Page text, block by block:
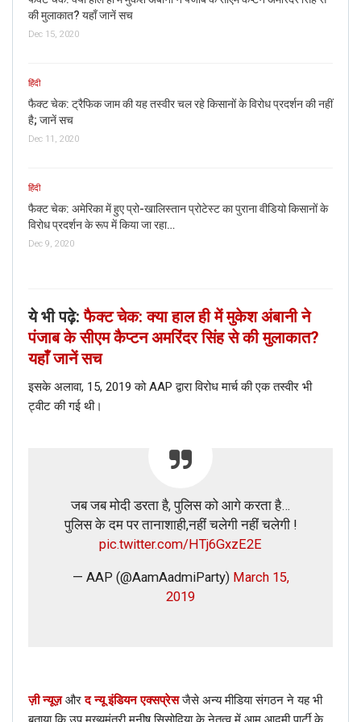
— ANI (@ANI)
यह साबित करता है कि लॉकडाउन की अफवाह को बिकुल गलत है और इसमें
कोई सच्चाई नहीं है और यह भ्रामक है।
की मुलाकात? यहाँ जानें सच
Dec 15, 2020
हिंदी
फैक्ट चेक: ट्रैफिक जाम की यह तस्वीर चल रहे किसानों के विरोध प्रदर्शन की नहीं
है; जानें सच
Dec 11, 2020
हिंदी
फैक्ट चेक: अमेरिका में हुए प्रो-खालिस्तान प्रोटेस्ट का पुराना वीडियो किसानों के
विरोध प्रदर्शन के रूप में किया जा रहा…
Dec 9, 2020
ये भी पढ़े:फैक्ट चेक: क्या हाल ही में मुकेश अंबानी ने
पंजाब के सीएम कैप्टन अमरिंदर सिंह से की मुलाकात?
यहाँ जानें सच
इसके अलावा, 15, 2019 को AAP द्वारा विरोध मार्च की एक तस्वीर भी
ट्वीट की गई थी।
जब जब मोदी डरता है, पुलिस को आगे करता है…
पुलिस के दम पर तानाशाही,नहीं चलेगी नहीं चलेगी !
pic.twitter.com/HTj6GxzE2E
— AAP (@AamAadmiParty) March 15,
2019
ज़ी न्यूज़औरद न्यू इंडियन एक्सप्रेसजैसे अन्य मीडिया संगठन ने यह भी